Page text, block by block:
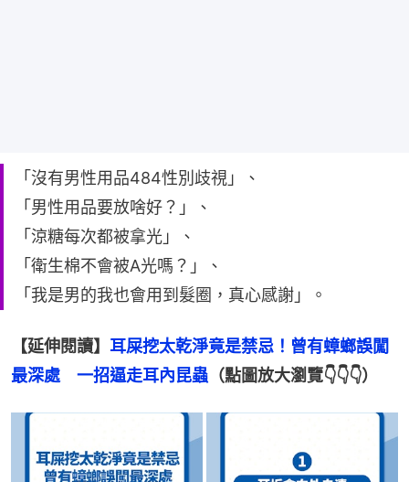
「沒有男性用品484性別歧視」、
「男性用品要放啥好？」、
「涼糖每次都被拿光」、
「衛生棉不會被A光嗎？」、
「我是男的我也會用到髮圈，真心感謝」。
【延伸閱讀】 耳屎挖太乾淨竟是禁忌！曾有蟑螂誤闖
最深處　一招逼走耳內昆蟲 （點圖放大瀏覽👇👇👇）